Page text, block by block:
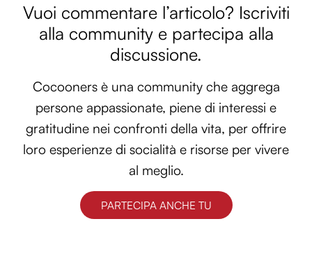
Vuoi commentare l’articolo? Iscriviti
alla community e partecipa alla
discussione.
Cocooners è una community che aggrega
persone appassionate, piene di interessi e
gratitudine nei confronti della vita, per offrire
loro esperienze di socialità e risorse per vivere
al meglio.
PARTECIPA ANCHE TU